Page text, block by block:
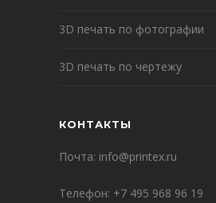
3D печать по фотографии
3D печать по чертежу
КОНТАКТЫ
Почта: info@printex.ru
Телефон: +7 495 968 96 19